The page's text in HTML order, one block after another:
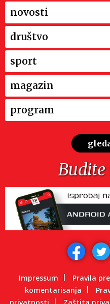
novosti
društvo
sport
magazin
program
Budite
Impressum Pravila
komentarisanja